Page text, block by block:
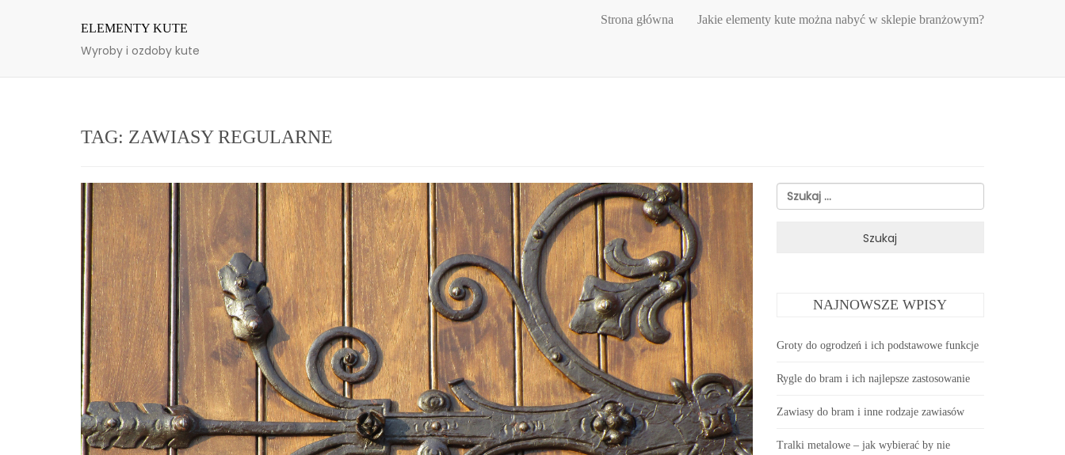
ELEMENTY KUTE
Wyroby i ozdoby kute
Strona główna Jakie elementy kute można nabyć w sklepie branżowym?
TAG: ZAWIASY REGULARNE
Szukaj:
NAJNOWSZE WPISY
Groty do ogrodzeń i ich podstawowe funkcje
Rygle do bram i ich najlepsze zastosowanie
Zawiasy do bram i inne rodzaje zawiasów
Tralki metalowe – jak wybierać by nie